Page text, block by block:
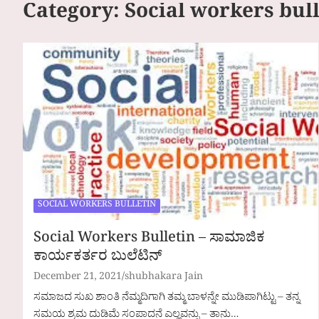
Category: Social workers
SOCIAL WORKERS BULLETIN
Social Workers Bulletin – ಸಾಮಾಜಿಕ
ಕಾರ್ಯಕರ್ತರ ಬುಲೆಟಿನ್
December 21, 2021 shubhakara Jain
ಸಮಾಜದ ಸುಖ ಶಾಂತಿ ನೆಮ್ಮದಿಗಾಗಿ ತಮ್ಮ ಬಾಳನ್ನೇ ಮುಡಿಪಾಗಿಟ್ಟು – ತನ್ನ